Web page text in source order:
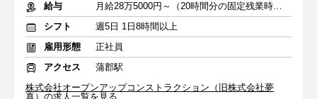
給与
月給28万5000円～（20時間分の固定残業時間代を含む）
シフト
週5日 1日8時間以上
雇用形態
正社員
アクセス
蒲郡駅
株式会社オープンアップコンストラクション（旧株式会社夢
真）の求人一覧を見る